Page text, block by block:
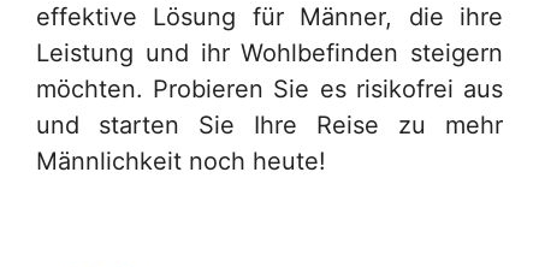
effektive Lösung für Männer, die ihre
Leistung und ihr Wohlbefinden steigern
möchten. Probieren Sie es risikofrei aus
und starten Sie Ihre Reise zu mehr
Männlichkeit noch heute!